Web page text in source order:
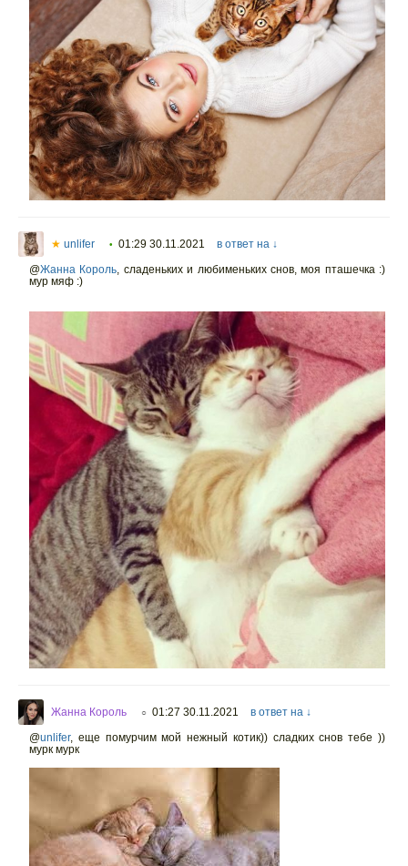
★ unlifer • 01:29 30.11.2021
в ответ на ↓
@Жанна Король, сладеньких и любименьких снов, моя пташечка :)
мур мяф :)
Жанна Король ○ 01:27 30.11.2021
в ответ на ↓
@unlifer, еще помурчим мой нежный котик)) сладких снов тебе ))
мурк мурк